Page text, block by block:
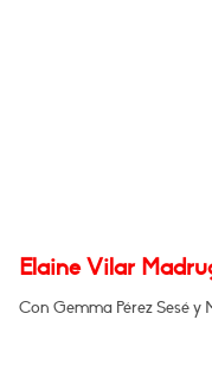
Elaine Vilar
Con Gemma Pérez Sesé y